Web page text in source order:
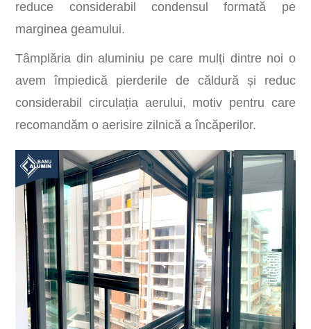
reduce considerabil condensul formată pe
marginea geamului.
Tâmplăria din aluminiu pe care mulți dintre noi o
avem împiedică pierderile de căldură și reduc
considerabil circulația aerului, motiv pentru care
recomandăm o aerisire zilnică a încăperilor.